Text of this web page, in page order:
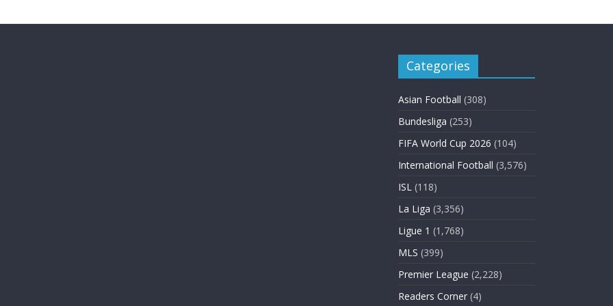
Categories
Asian Football (308)
Bundesliga (253)
FIFA World Cup 2026 (104)
International Football (3,576)
ISL (118)
La Liga (3,356)
Ligue 1 (1,768)
MLS (399)
Premier League (2,228)
Readers Corner (4)